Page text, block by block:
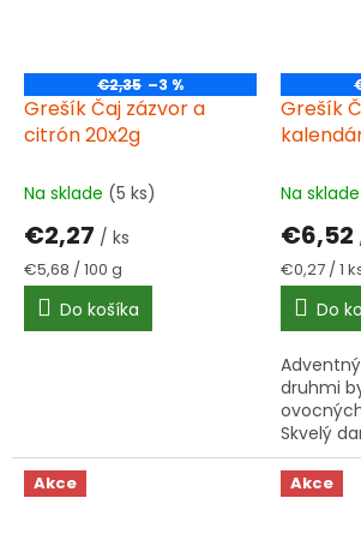
€2,35 –3 %
Grešík Čaj zázvor a
citrón 20x2g
Na sklade (5 ks)
€2,27 / ks
Jednotková
cena:
€5,68 / 100 g
Do košíka
Grešík
Na sklade
€6,52
cena:
€0,27 / 1
Do
druhmi
Skvelý
rituál pre
chutí.
Akce Akce